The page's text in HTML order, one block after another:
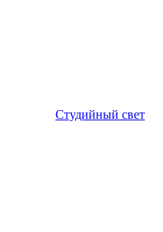
Студийный свет